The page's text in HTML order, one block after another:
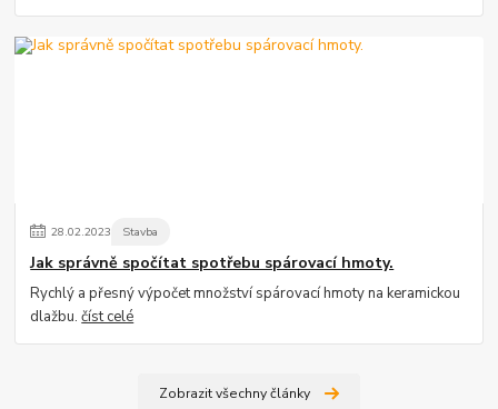
28.02.2023 Stavba
Jak správně spočítat spotřebu spárovací hmoty.
Rychlý a přesný výpočet množství spárovací hmoty na keramickou
dlažbu.číst celé
Zobrazit všechny články